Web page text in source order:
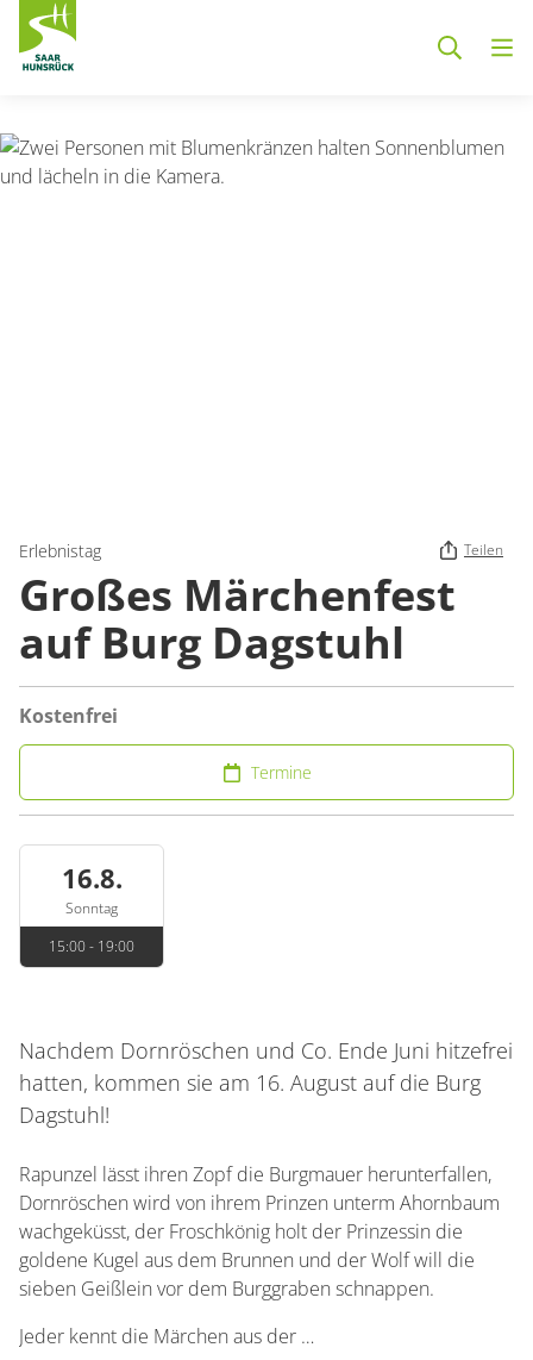
Erlebnistag Teilen
Großes Märchenfest
auf Burg Dagstuhl
Kostenfrei
Termine
16.8.
Sonntag
15:00 - 19:00
Nachdem Dornröschen und Co. Ende Juni hitzefrei
hatten, kommen sie am 16. August auf die Burg
Dagstuhl!
Rapunzel lässt ihren Zopf die Burgmauer herunterfallen,
Dornröschen wird von ihrem Prinzen unterm Ahornbaum
wachgeküsst, der Froschkönig holt der Prinzessin die
goldene Kugel aus dem Brunnen und der Wolf will die
sieben Geißlein vor dem Burggraben schnappen.
Jeder kennt die Märchen aus der …